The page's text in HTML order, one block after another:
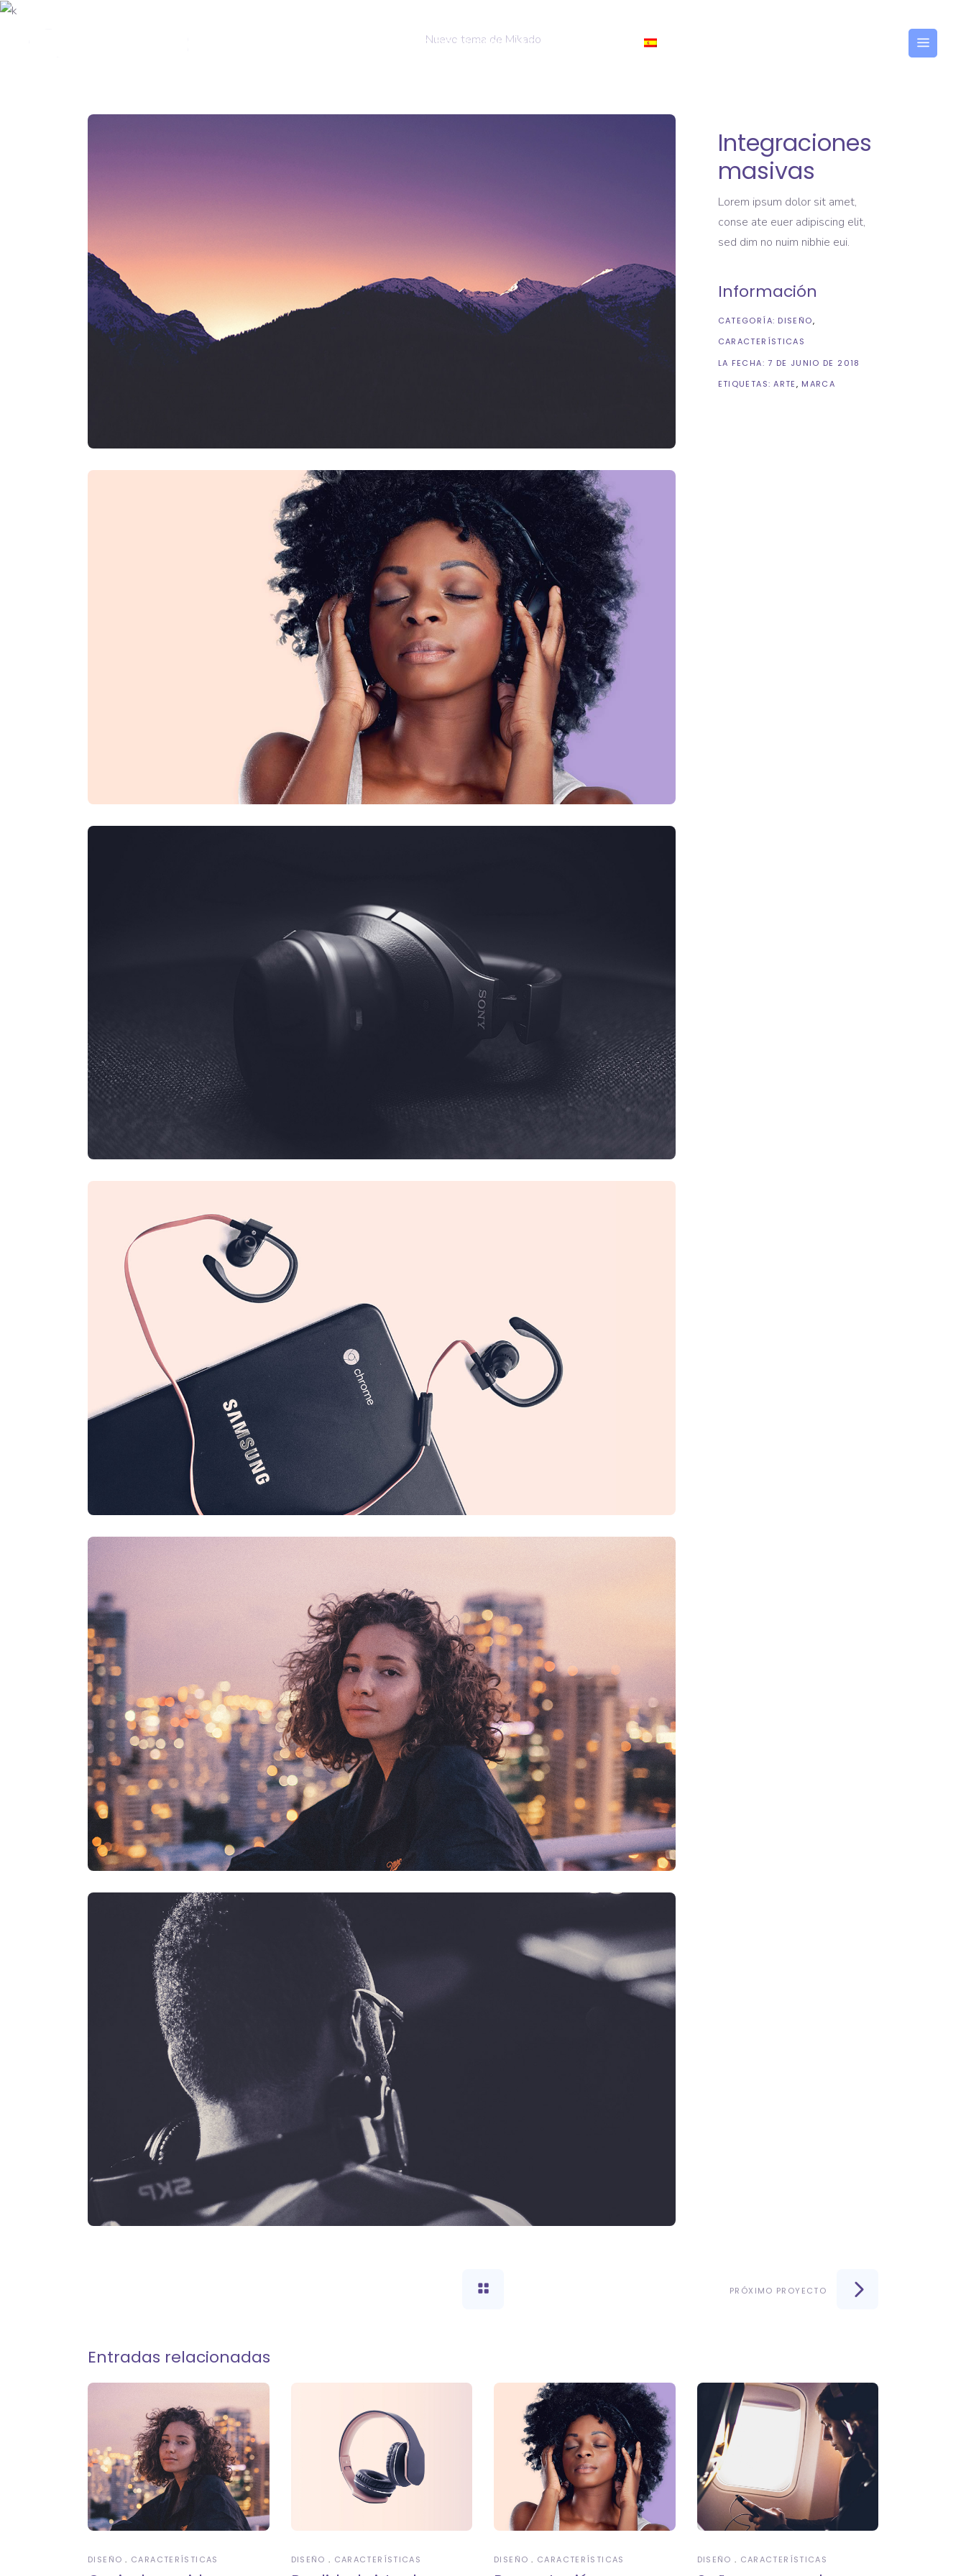
ANUNCIOS DE CARIMMAT
Nuevo tema de Mikado
Integraciones
masivas
Lorem ipsum dolor sit amet,
conse ate euer adipiscing elit,
sed dim no nuim nibhie eui.
Información
CATEGORÍA: DISEÑO
CARACTERÍSTICAS
LA FECHA: 7 DE JUNIO DE 2018
ETIQUETAS: ARTE MARCA
PRÓXIMO PROYECTO
Entradas relacionadas
DISEÑO CARACTERÍSTICAS DISEÑO CARACTERÍSTICAS DISEÑO CARACTERÍSTICAS DISEÑO CARACTERÍSTICAS